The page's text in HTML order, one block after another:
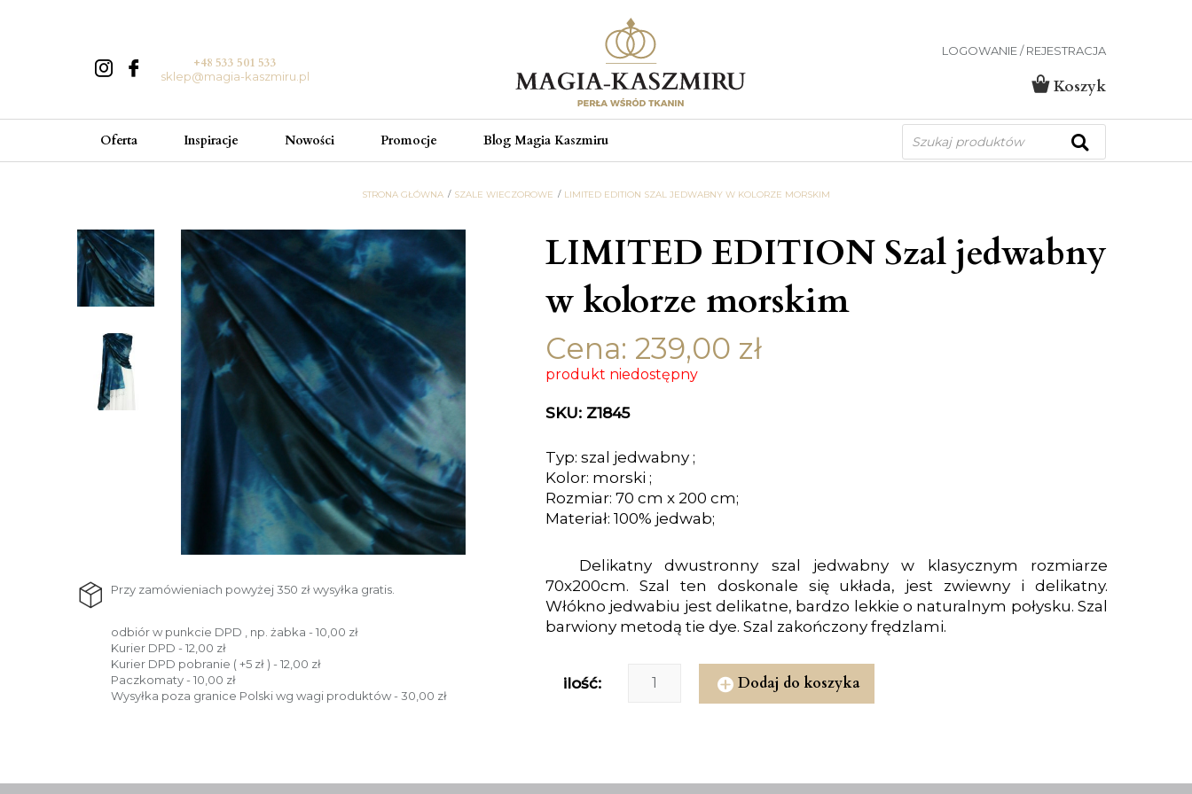
+48 533 501 533
sklep@magia-kaszmiru.pl
LOGOWANIE / REJESTRACJA
Koszyk
Oferta Inspiracje Nowości Promocje Blog Magia Kaszmiru
Wyszukiwarka
produktów
STRONA GŁÓWNA SZALE WIECZOROWE LIMITED EDITION SZAL JEDWABNY W KOLORZE MORSKIM
Przy zamówieniach powyżej 350 zł wysyłka gratis.
odbiór w punkcie DPD , np. żabka - 10,00 zł
Kurier DPD - 12,00 zł
Kurier DPD pobranie ( +5 zł ) - 12,00 zł
Paczkomaty - 10,00 zł
Wysyłka poza granice Polski wg wagi produktów - 30,00 zł
LIMITED EDITION Szal jedwabny
w kolorze morskim
Cena: 239,00 zł
produkt niedostępny
SKU: Z1845
Typ: szal jedwabny ;
Kolor: morski ;
Rozmiar: 70 cm x 200 cm;
Materiał: 100% jedwab;
Delikatny dwustronny szal jedwabny w klasycznym rozmiarze
70x200cm. Szal ten doskonale się układa, jest zwiewny i delikatny.
Włókno jedwabiu jest delikatne, bardzo lekkie o naturalnym połysku. Szal
barwiony metodą tie dye. Szal zakończony frędzlami.
ilość: Dodaj do koszyka